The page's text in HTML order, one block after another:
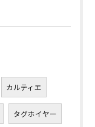
カルティエ
タグホイヤー